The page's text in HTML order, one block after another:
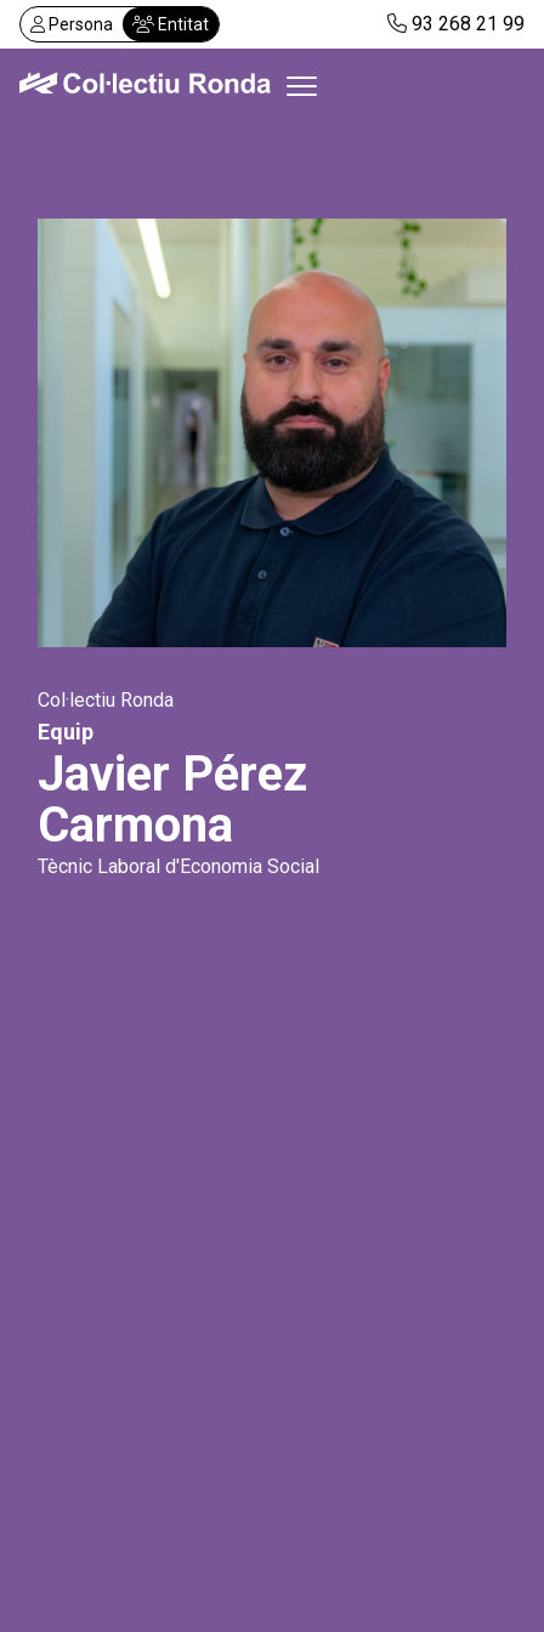
Vés
al
contingut
Persona Entitat 93 268 21 99
Serveis
Demanar visita
Abonaments
Col·lectiu Ronda
Equip
Javier Pérez
Carmona
Tècnic Laboral d'Economia Social